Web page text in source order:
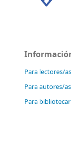
Para lectores/as
Para autores/as
Para